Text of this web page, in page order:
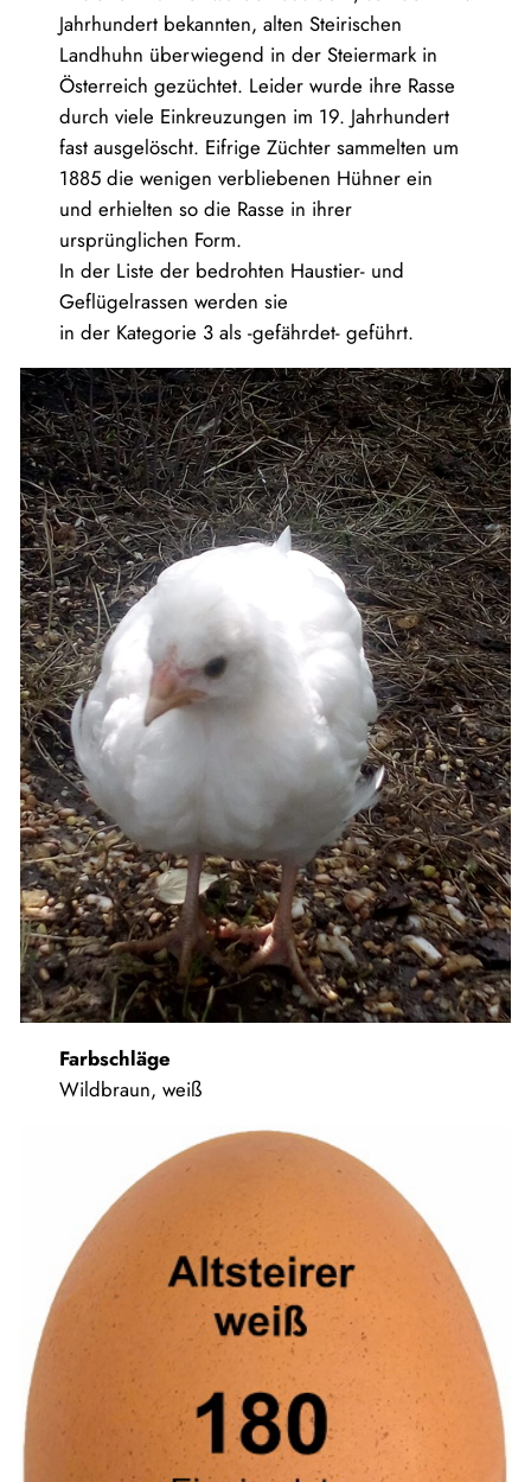
Jahrhundert bekannten, alten Steirischen
Landhuhn überwiegend in der Steiermark in
Österreich gezüchtet. Leider wurde ihre Rasse
durch viele Einkreuzungen im 19. Jahrhundert
fast ausgelöscht. Eifrige Züchter sammelten um
1885 die wenigen verbliebenen Hühner ein
und erhielten so die Rasse in ihrer
ursprünglichen Form.
In der Liste der bedrohten Haustier- und
Geflügelrassen werden sie
in der Kategorie 3 als -gefährdet- geführt.
Farbschläge
Wildbraun, weiß